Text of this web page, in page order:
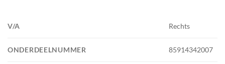
V/A Rechts
ONDERDEELNUMMER 85914342007